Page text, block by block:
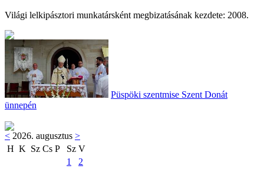
Világi lelkipásztori munkatársként megbizatásának kezdete: 2008.
Püspöki szentmise Szent Donát
ünnepén
< 2026. augusztus >
H K Sz Cs P Sz V
1
2